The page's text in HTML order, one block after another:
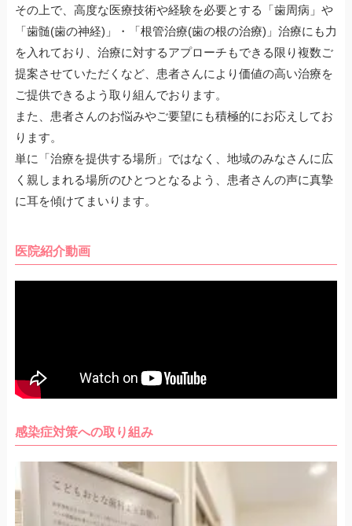
その上で、高度な医療技術や経験を必要とする「歯周病」や
「歯髄(歯の神経)」・「根管治療(歯の根の治療)」治療にも力
を入れており、治療に対するアプローチもできる限り複数ご
提案させていただくなど、患者さんにより価値の高い治療を
ご提供できるよう取り組んでおります。
また、患者さんのお悩みやご要望にも積極的にお応えしてお
ります。
単に「治療を提供する場所」ではなく、地域のみなさんに広
く親しまれる場所のひとつとなるよう、患者さんの声に真摯
に耳を傾けてまいります。
医院紹介動画
感染症対策への取り組み